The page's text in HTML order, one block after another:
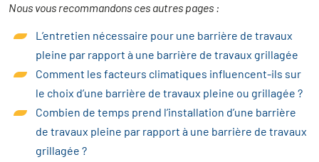
Nous vous recommandons ces autres pages :
L’entretien nécessaire pour une barrière de travaux
pleine par rapport à une barrière de travaux grillagée
Comment les facteurs climatiques influencent-ils sur
le choix d’une barrière de travaux pleine ou grillagée ?
Combien de temps prend l’installation d’une barrière
de travaux pleine par rapport à une barrière de travaux
grillagée ?